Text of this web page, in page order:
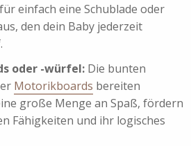
einfach eine Schublade oder
den dein Baby jederzeit
oder -würfel: Die bunten
Motorikboards bereiten
große Menge an Spaß, fördern
Fähigkeiten und ihr logisches